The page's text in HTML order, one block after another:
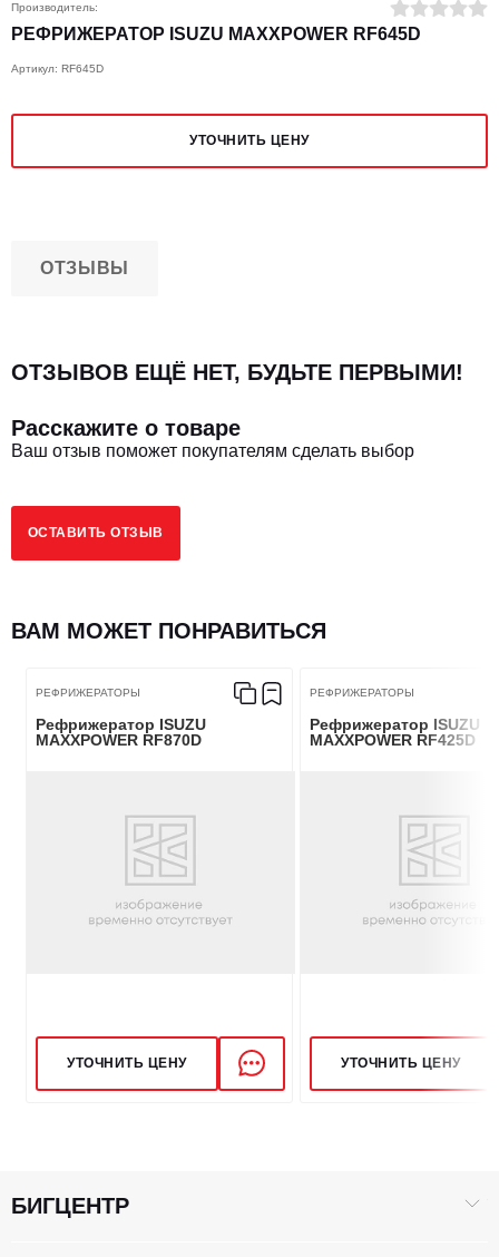
Производитель:
РЕФРИЖЕРАТОР ISUZU MAXXPOWER RF645D
Артикул: RF645D
УТОЧНИТЬ ЦЕНУ
ОТЗЫВЫ
ОТЗЫВОВ ЕЩЁ НЕТ, БУДЬТЕ ПЕРВЫМИ!
Расскажите о товаре
Ваш отзыв поможет покупателям сделать выбор
ОСТАВИТЬ ОТЗЫВ
ВАМ МОЖЕТ ПОНРАВИТЬСЯ
РЕФРИЖЕРАТОРЫ
Рефрижератор ISUZU
MAXXPOWER RF870D
УТОЧНИТЬ ЦЕНУ
РЕФРИЖЕРАТОРЫ
Рефрижератор ISUZU
MAXXPOWER RF425D
УТОЧНИТЬ ЦЕНУ
БИГЦЕНТР